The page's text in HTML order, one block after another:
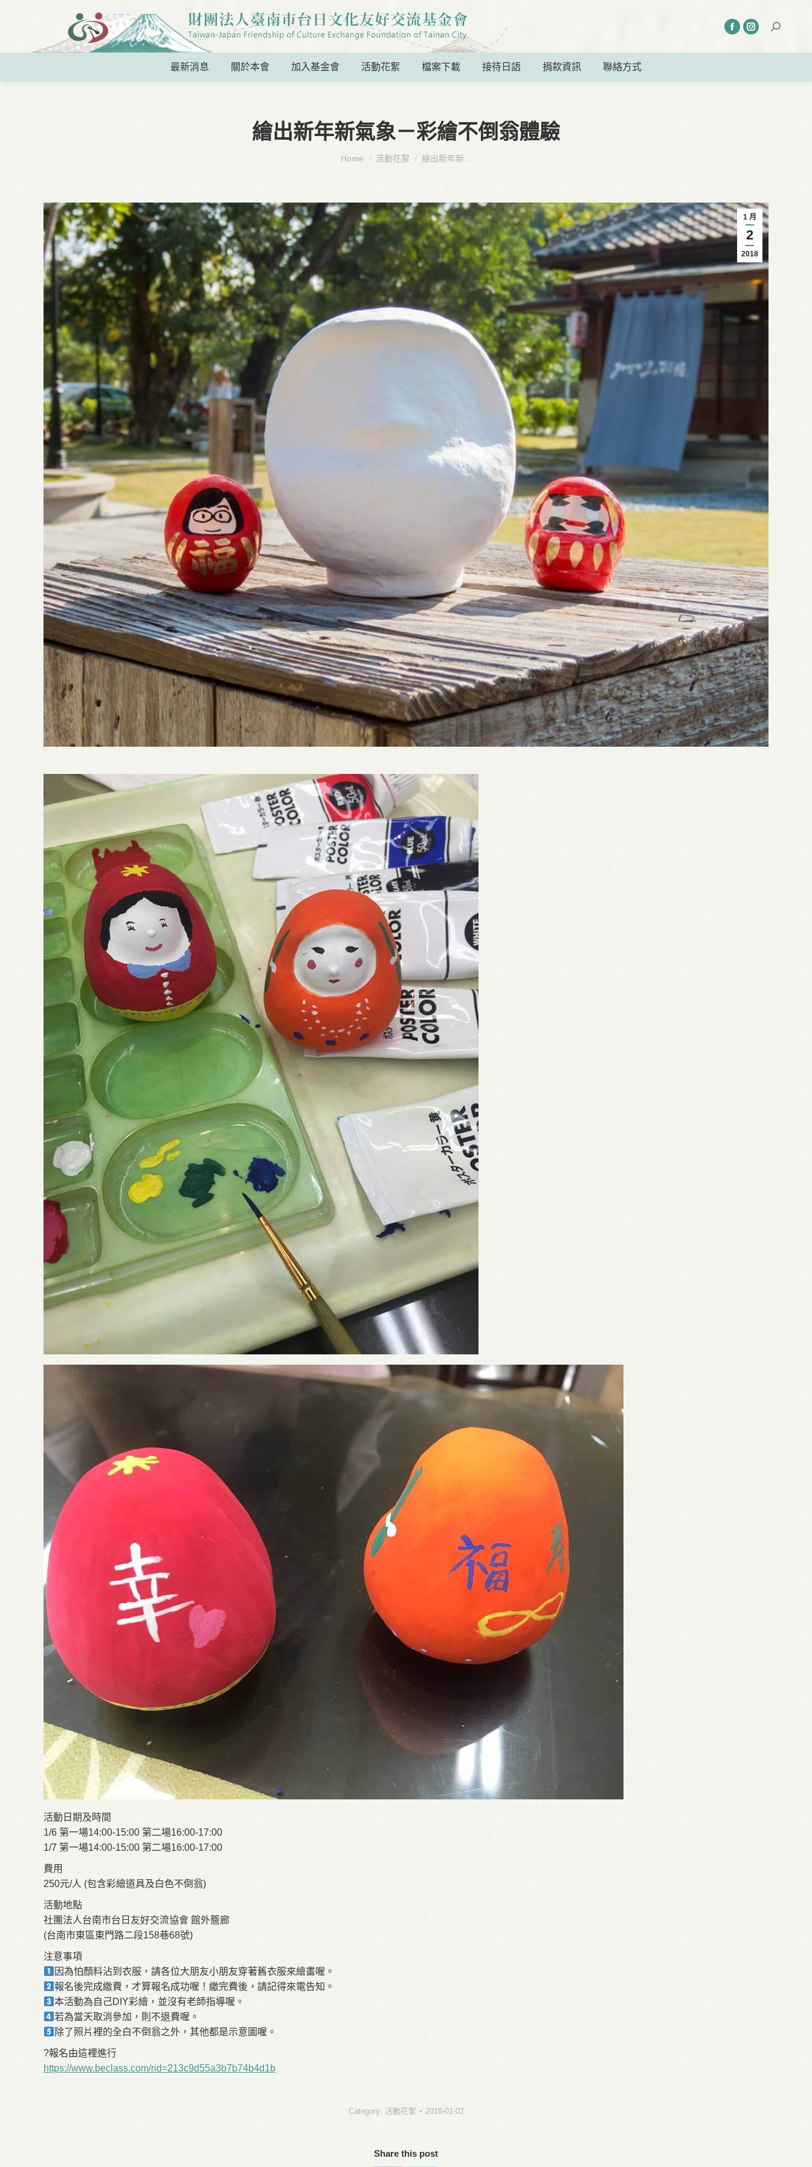
最新消息 關於本會 加入基金會 活動花絮 檔案下載 接待日語 捐款資訊 聯絡方式
繪出新年新氣象－彩繪不倒翁體驗
You are here:
Home 活動花絮 繪出新年新...
1 月
2
2018
活動日期及時間
1/6 第一場14:00-15:00 第二場16:00-17:00
1/7 第一場14:00-15:00 第二場16:00-17:00
費用
250元/人 (包含彩繪道具及白色不倒翁)
活動地點
社團法人台南市台日友好交流協會 館外簷廊
(台南市東區東門路二段158巷68號)
注意事項
因為怕顏料沾到衣服，請各位大朋友小朋友穿著舊衣服來繪畫喔。
報名後完成繳費，才算報名成功喔！繳完費後，請記得來電告知。
本活動為自己DIY彩繪，並沒有老師指導喔。
若為當天取消參加，則不退費喔。
除了照片裡的全白不倒翁之外，其他都是示意圖喔。
?報名由這裡進行
https://www.beclass.com/rid=213c9d55a3b7b74b4d1b
Category: 活動花絮 2018-01-02
Share this post